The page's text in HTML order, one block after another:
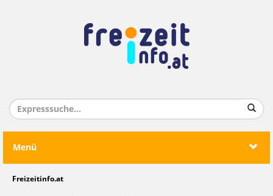
Menü
Freizeitinfo.at